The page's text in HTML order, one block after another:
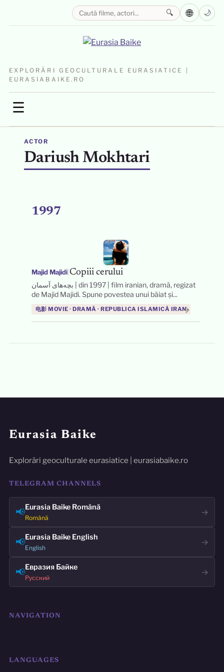
EXPLORĂRI GEOCULTURALE EURASIATICE |
EURASIABAIKE.RO
☰
🔍 🌐 🌙
ACTOR
Dariush Mokhtari
1997
Majid Majidi| Copiii cerului
بچه‌های آسمان | din 1997 | film iranian, dramă, regizat
de Majid Majidi. Spune povestea unui băiat și...
电影 MOVIE · DRAMĂ · REPUBLICA ISLAMICĂ IRAN
→
Eurasia Baike
Explorări geoculturale eurasiatice | eurasiabaike.ro
TELEGRAM CHANNELS
📢Eurasia Baike Română
Română
→
📢Eurasia Baike English
English
→
📢Евразия Байке
Русский
→
NAVIGATION
LANGUAGES